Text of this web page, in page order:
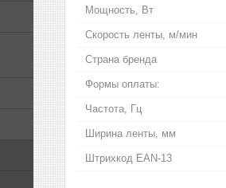
Мощность, Вт
Скорость ленты, м/мин
Страна бренда
Формы оплаты:
Частота, Гц
Ширина ленты, мм
Штрихкод EAN-13